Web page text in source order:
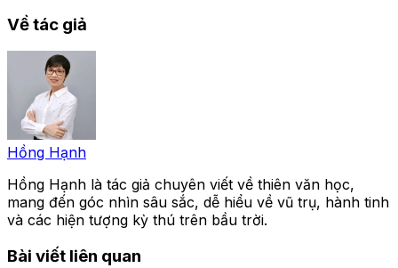
Về tác giả
Hồng Hạnh
Hồng Hạnh là tác giả chuyên viết về thiên văn học,
mang đến góc nhìn sâu sắc, dễ hiểu về vũ trụ, hành tinh
và các hiện tượng kỳ thú trên bầu trời.
Bài viết liên quan